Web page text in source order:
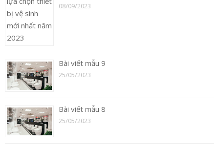
08/09/2023
Bài viết mẫu 9
25/05/2023
Bài viết mẫu 8
25/05/2023